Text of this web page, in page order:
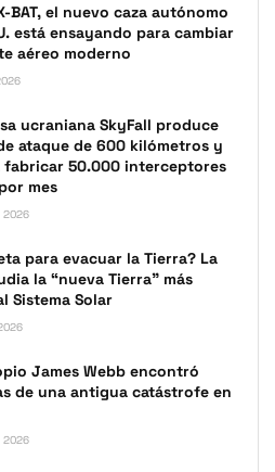
BAT, el nuevo caza autónomo
está ensayando para cambiar
aéreo moderno
ucraniana SkyFall produce
ataque de 600 kilómetros y
50.000 interceptores
mes
2026
para evacuar la Tierra? La
la “nueva Tierra” más
Sistema Solar
James Webb encontró
de una antigua catástrofe en
2026